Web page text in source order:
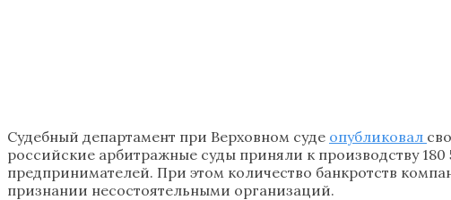
Судебный департамент при Верховном суде опубликовал
российские арбитражные суды приняли к производству
предпринимателей. При этом количество банкротств
признании несостоятельными организаций.